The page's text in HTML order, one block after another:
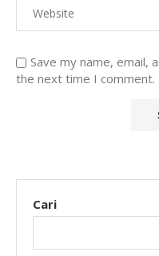
Save my name, email,
the next time I comment.
Cari